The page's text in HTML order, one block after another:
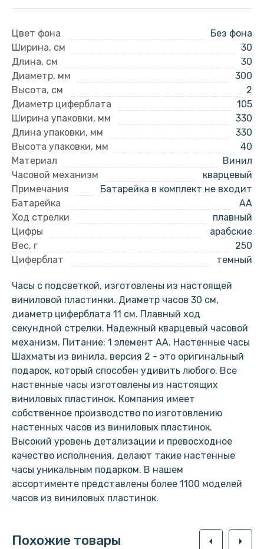
Цвет фона
Без фона
Ширина, см
30
Длина, см
30
Диаметр, мм
300
Высота, см
2
Диаметр циферблата
105
Ширина упаковки, мм
330
Длина упаковки, мм
330
Высота упаковки, мм
40
Материал
Винил
Часовой механизм
кварцевый
Примечания
Батарейка в комплект не входит
Батарейка
AA
Ход стрелки
плавный
Цифры
арабские
Вес, г
250
Циферблат
темный
Часы с подсветкой, изготовлены из настоящей
виниловой пластинки. Диаметр часов 30 см,
диаметр циферблата 11 см. Плавный ход
секундной стрелки. Надежный кварцевый часовой
механизм. Питание: 1 элемент АА. Настенные часы
Шахматы из винила, версия 2 - это оригинальный
подарок, который способен удивить любого. Все
настенные часы изготовлены из настоящих
виниловых пластинок. Компания имеет
собственное производство по изготовлению
настенных часов из виниловых пластинок.
Высокий уровень детализации и превосходное
качество исполнения, делают такие настенные
часы уникальным подарком. В нашем
ассортименте представлены более 1100 моделей
часов из виниловых пластинок.
Похожие товары arrow_left arrow_right